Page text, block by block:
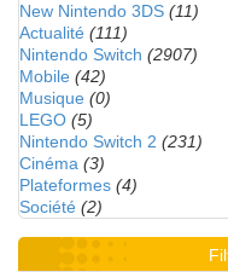
New Nintendo 3DS (11)
Actualité (111)
Nintendo Switch (2907)
Mobile (42)
Musique (0)
LEGO (5)
Nintendo Switch 2 (231)
Cinéma (3)
Plateformes (4)
Société (2)